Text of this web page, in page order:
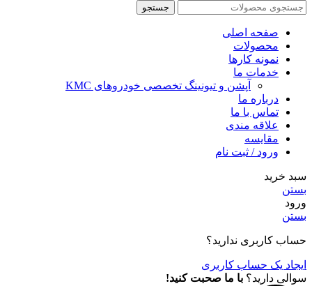
جستجو
صفحه اصلی
محصولات
نمونه کارها
خدمات ما
آپشن و تیونینگ تخصصی خودروهای KMC
درباره ما
تماس با ما
علاقه مندی
مقايسه
ورود / ثبت نام
سبد خرید
بستن
ورود
بستن
حساب کاربری ندارید؟
ایجاد یک حساب کاربری
سوالی دارید؟ با ما صحبت کنید!